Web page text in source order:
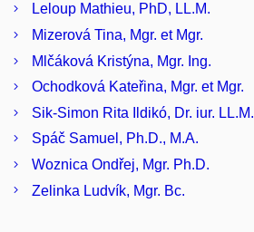
Leloup Mathieu, PhD, LL.M.
Mizerová Tina, Mgr. et Mgr.
Mlčáková Kristýna, Mgr. Ing.
Ochodková Kateřina, Mgr. et Mgr.
Sik-Simon Rita Ildikó, Dr. iur. LL.M.
Spáč Samuel, Ph.D., M.A.
Woznica Ondřej, Mgr. Ph.D.
Zelinka Ludvík, Mgr. Bc.